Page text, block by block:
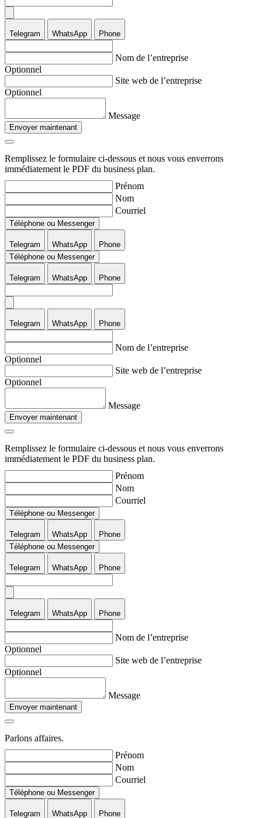
Telegram WhatsApp Phone
Nom de l’entreprise
Optionnel
Site web de l’entreprise
Optionnel
Message
Envoyer maintenant
Remplissez le formulaire ci-dessous et nous vous enverrons
immédiatement le PDF du business plan.
Prénom
Nom
Courriel
Téléphone ou Messenger
Telegram WhatsApp
Phone
Téléphone ou Messenger
Telegram WhatsApp Phone
Telegram WhatsApp Phone
Nom de l’entreprise
Optionnel
Site web de l’entreprise
Optionnel
Message
Envoyer maintenant
Remplissez le formulaire ci-dessous et nous vous enverrons
immédiatement le PDF du business plan.
Prénom
Nom
Courriel
Téléphone ou Messenger
Telegram WhatsApp
Phone
Téléphone ou Messenger
Telegram WhatsApp Phone
Telegram WhatsApp Phone
Nom de l’entreprise
Optionnel
Site web de l’entreprise
Optionnel
Message
Envoyer maintenant
Parlons affaires.
Prénom
Nom
Courriel
Téléphone ou Messenger
Telegram WhatsApp Phone